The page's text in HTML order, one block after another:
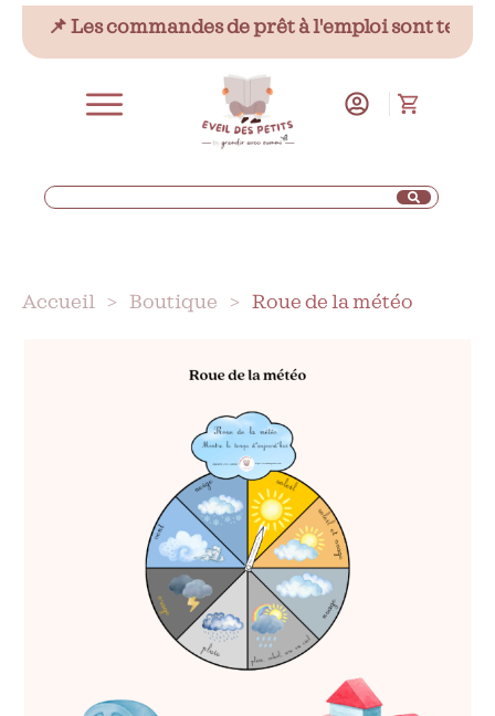
📌 Les commandes de prêt à l'emploi sont
Accueil > Boutique > Roue de la météo